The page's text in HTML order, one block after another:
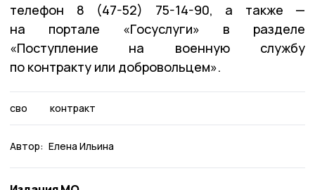
телефон 8 (47-52) 75-14-90, а также —
на портале «Госуслуги» в разделе
«Поступление на военную службу
по контракту или добровольцем».
сво контракт
Автор: Елена Ильина